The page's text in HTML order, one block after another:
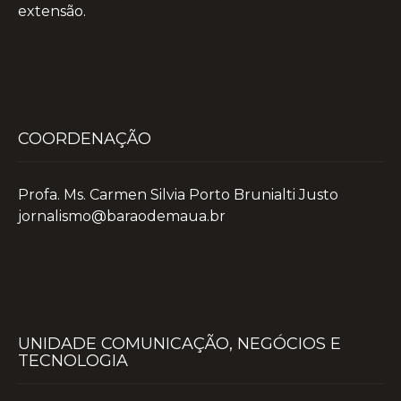
extensão.
COORDENAÇÃO
Profa. Ms. Carmen Silvia Porto Brunialti Justo
jornalismo@baraodemaua.br
UNIDADE COMUNICAÇÃO, NEGÓCIOS E
TECNOLOGIA